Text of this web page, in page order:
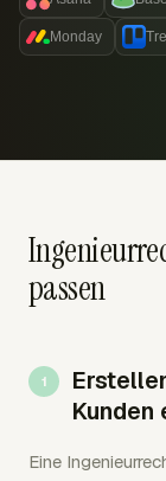
Monday
passen
Kunden
Eine